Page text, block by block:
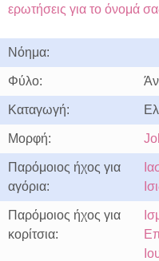
ερωτήσεις για το όνομά
Νόημα:
Φύλο:
Καταγωγή:
Μορφή:
Παρόμοιος ήχος για
αγόρια:
Παρόμοιος ήχος για
κορίτσια: